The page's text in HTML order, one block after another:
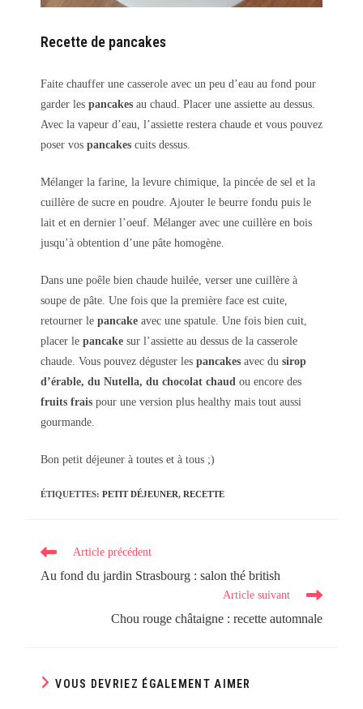
Recette de pancakes
Faite chauffer une casserole avec un peu d’eau au fond pour
garder les pancakes au chaud. Placer une assiette au dessus.
Avec la vapeur d’eau, l’assiette restera chaude et vous pouvez
poser vos pancakes cuits dessus.
Mélanger la farine, la levure chimique, la pincée de sel et la
cuillère de sucre en poudre. Ajouter le beurre fondu puis le
lait et en dernier l’oeuf. Mélanger avec une cuillère en bois
jusqu’à obtention d’une pâte homogène.
Dans une poêle bien chaude huilée, verser une cuillère à
soupe de pâte. Une fois que la première face est cuite,
retourner le pancake avec une spatule. Une fois bien cuit,
placer le pancake sur l’assiette au dessus de la casserole
chaude. Vous pouvez déguster les pancakes avec du sirop
d’érable, du Nutella, du chocolat chaud ou encore des
fruits frais pour une version plus healthy mais tout aussi
gourmande.
Bon petit déjeuner à toutes et à tous ;)
ÉTIQUETTES: PETIT DÉJEUNER, RECETTE
Read
articles
Article précédent
Au fond du jardin Strasbourg : salon thé british
Article suivant
Chou rouge châtaigne : recette automnale
VOUS DEVRIEZ ÉGALEMENT AIMER